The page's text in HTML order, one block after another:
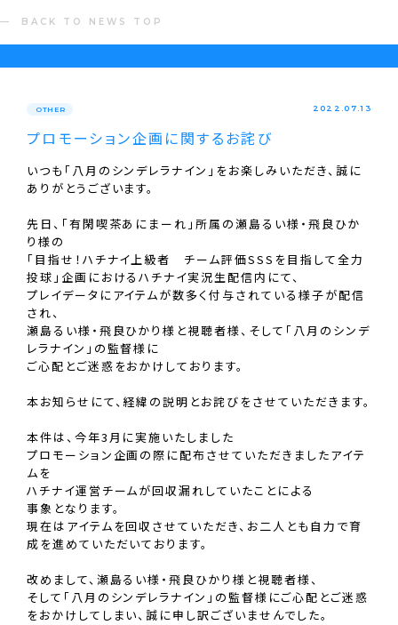
BACK TO NEWS TOP
OTHER 2022.07.13
プロモーション企画に関するお詫び
いつも「八月のシンデレラナイン」をお楽しみいただき、誠に
ありがとうございます。
先日、「有閑喫茶あにまーれ」所属の瀬島るい様・飛良ひか
り様の
「目指せ！ハチナイ上級者 チーム評価SSSを目指して全力
投球」企画におけるハチナイ実況生配信内にて、
プレイデータにアイテムが数多く付与されている様子が配信
され、
瀬島るい様・飛良ひかり様と視聴者様、そして「八月のシンデ
レラナイン」の監督様に
ご心配とご迷惑をおかけしております。
本お知らせにて、経緯の説明とお詫びをさせていただきます。
本件は、今年3月に実施いたしました
プロモーション企画の際に配布させていただきましたアイテ
ムを
ハチナイ運営チームが回収漏れしていたことによる
事象となります。
現在はアイテムを回収させていただき、お二人とも自力で育
成を進めていただいております。
改めまして、瀬島るい様・飛良ひかり様と視聴者様、
そして「八月のシンデレラナイン」の監督様にご心配とご迷惑
をおかけしてしまい、誠に申し訳ございませんでした。